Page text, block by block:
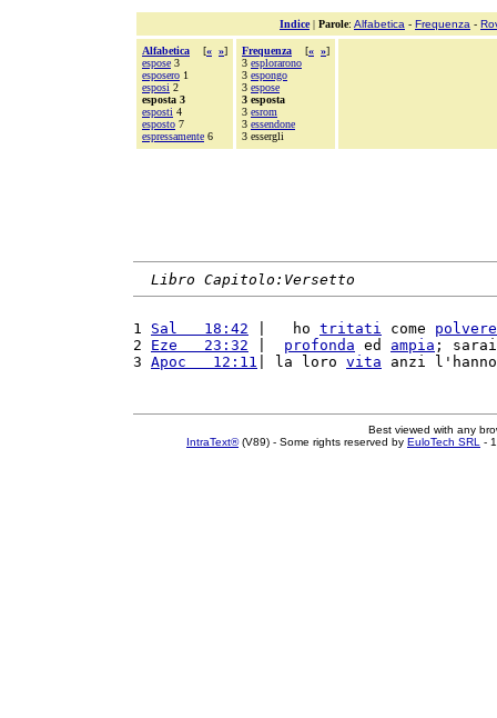
Indice| Parole: Alfabetica - Frequenza -
Alfabetica [« »]
espose 3
esposero 1
esposi 2
esposta 3
esposti 4
esposto 7
espressamente 6
Frequenza [« »]
3 esplorarono
3 espongo
3 espose
3 esposta
3 esrom
3 essendone
3 essergli
Libro Capitolo:Versetto
1 Sal   18:42 |   ho tritati come polvere
2 Eze   23:32 profonda ed ampia ;
3 Apoc   12:11 | la loro vita anzi
Best viewed with any
IntraText®(V89) - Some rights reserved by EuloTech SRL -